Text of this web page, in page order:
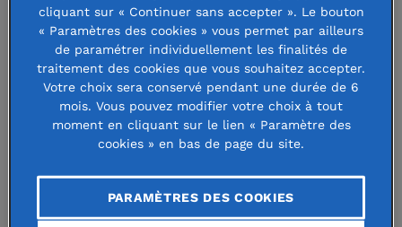
philanthropie m’a donné le sentiment d’être
comprise», par Laurence Fischer, championne du
monde de karaté et ambassadrice pour le sport
Portrait de philanthrope : Anne Bouverot : « Pour
une intelligence artificielle juste et humaine »
son baromètre annuel de la philanthropie
cliquant sur « Continuer sans accepter ». Le bouton
« Paramètres des cookies » vous permet par ailleurs
de paramétrer individuellement les finalités de
traitement des cookies que vous souhaitez accepter.
Votre choix sera conservé pendant une durée de 6
mois. Vous pouvez modifier votre choix à tout
moment en cliquant sur le lien « Paramètre des
cookies » en bas de page du site.
PARAMÈTRES DES COOKIES